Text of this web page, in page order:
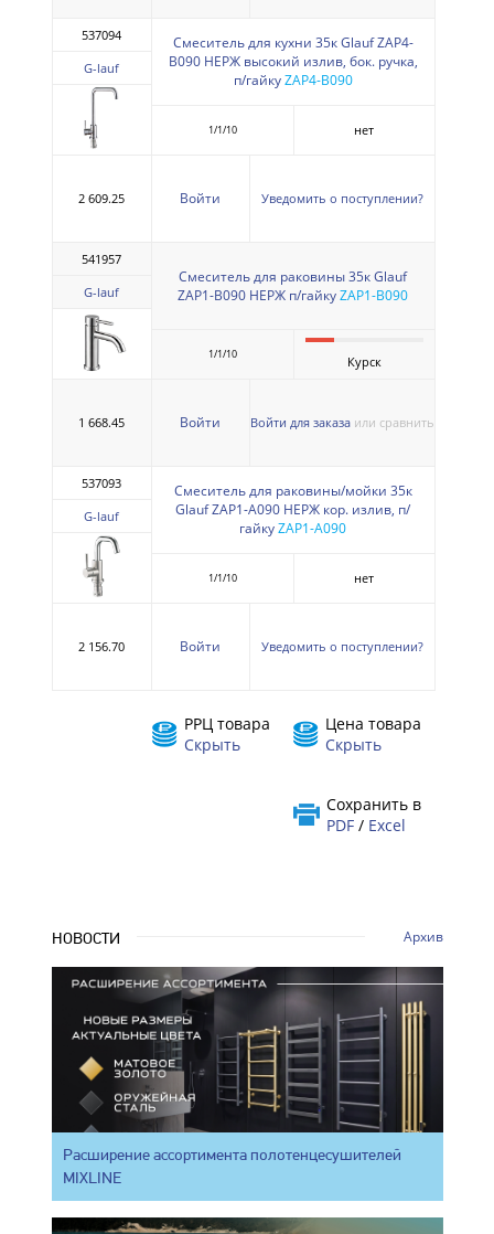
537094
G-lauf
Смеситель для кухни 35к Glauf ZAP4-
B090 НЕРЖ высокий излив, бок. ручка,
п/гайку ZAP4-B090
1/1/10 нет
2 609.25 Войти Уведомить о поступлении?
541957
G-lauf
Смеситель для раковины 35к Glauf
ZAP1-B090 НЕРЖ п/гайкуZAP1-B090
1/1/10 Курск
1 668.45 Войти Войти для заказа или сравнить
537093
G-lauf
Смеситель для раковины/мойки 35к
Glauf ZAP1-A090 НЕРЖ кор. излив, п/
гайкуZAP1-A090
1/1/10 нет
2 156.70 Войти Уведомить о поступлении?
Цена товара
Скрыть
РРЦ товара
Скрыть
Сохранить в
PDF/ Excel
НОВОСТИ Архив
Расширение ассортимента полотенцесушителей
MIXLINE